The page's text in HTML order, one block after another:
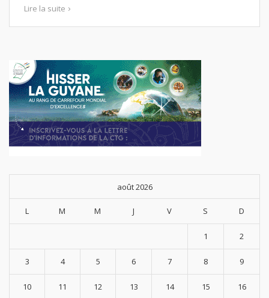
Lire la suite
août 2026
L M M J V S D
1 2
3 4 5 6 7 8 9
10 11 12 13 14 15 16